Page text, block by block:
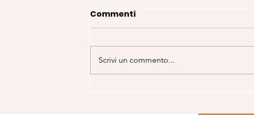
La calda estate
Commenti
Scrivi un commento...